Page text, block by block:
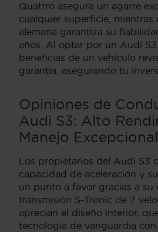
Quattro asegura un agarre
cualquier superficie, mientras
alemana garantiza su
años. Al optar por un Audi
beneficias de un vehículo
garantía, asegurando tu
Opiniones de
Audi S3: Alto
Manejo Excepcional
Los propietarios del Audi S3
capacidad de aceleración y
un punto a favor gracias a su
transmisión S-Tronic de 7
aprecian el diseño interior,
tecnología de vanguardia